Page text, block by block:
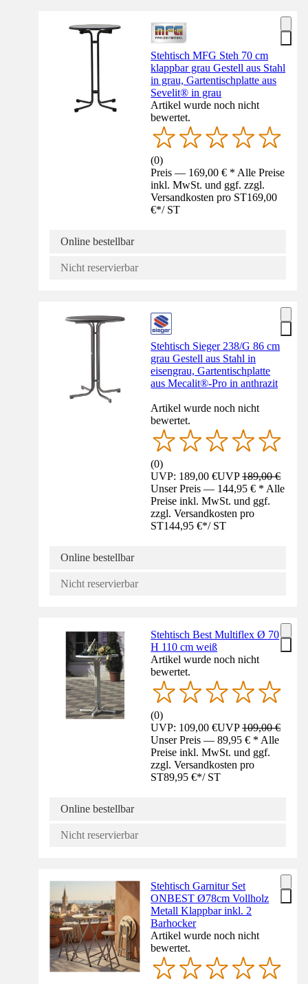
Stehtisch MFG Steh 70 cm
klappbar grau Gestell aus Stahl
in grau, Gartentischplatte aus
Sevelit® in grau
Artikel wurde noch nicht
bewertet.
(0)
Preis — 169,00 € * Alle Preise
inkl. MwSt. und ggf. zzgl.
Versandkosten pro ST169,00
€*/ ST
Online bestellbar
Nicht reservierbar
Stehtisch Sieger 238/G 86 cm
grau Gestell aus Stahl in
eisengrau, Gartentischplatte
aus Mecalit®-Pro in anthrazit
Artikel wurde noch nicht
bewertet.
(0)
UVP: 189,00 €UVP189,00 €
Unser Preis — 144,95 € * Alle
Preise inkl. MwSt. und ggf.
zzgl. Versandkosten pro
ST144,95 €*/ ST
Online bestellbar
Nicht reservierbar
Stehtisch Best Multiflex Ø 70
H 110 cm weiß
Artikel wurde noch nicht
bewertet.
(0)
UVP: 109,00 €UVP109,00 €
Unser Preis — 89,95 € * Alle
Preise inkl. MwSt. und ggf.
zzgl. Versandkosten pro
ST89,95 €*/ ST
Online bestellbar
Nicht reservierbar
Stehtisch Garnitur Set
ONBEST Ø78cm Vollholz
Metall Klappbar inkl. 2
Barhocker
Artikel wurde noch nicht
bewertet.